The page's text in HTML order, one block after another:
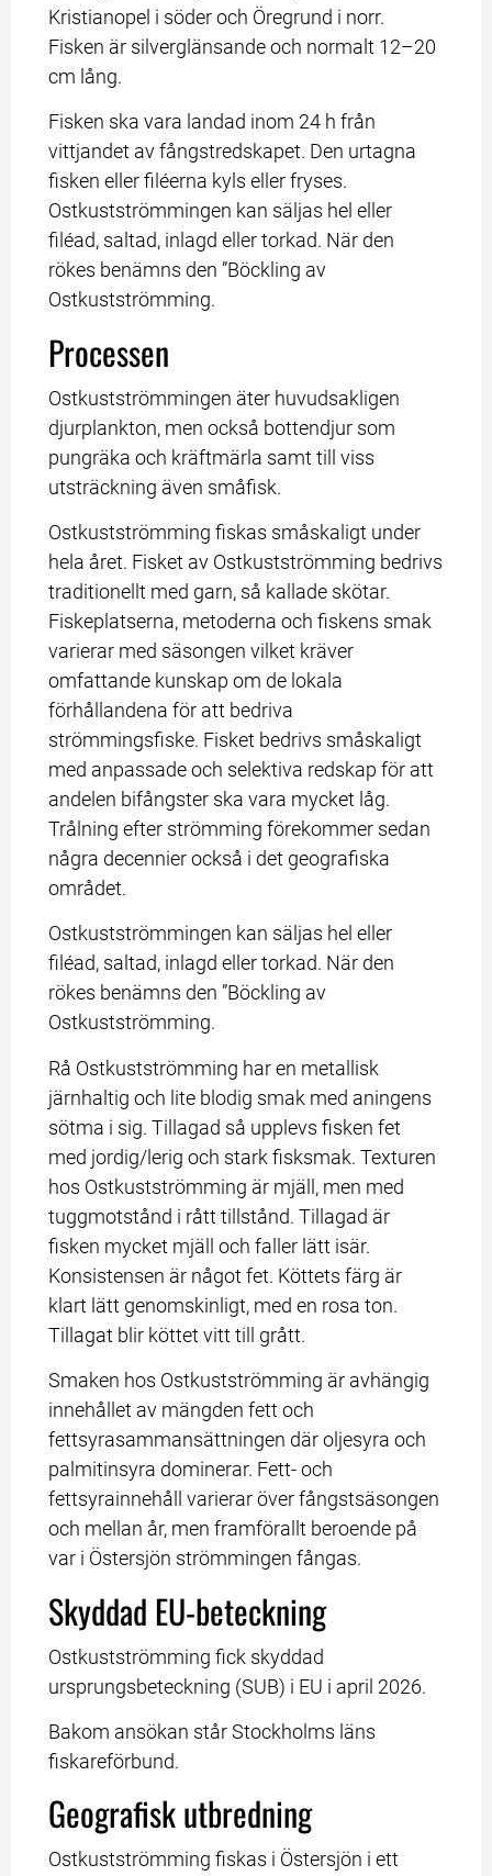
Kristianopel i söder och Öregrund i norr.
Fisken är silverglänsande och normalt 12–20
cm lång.
Fisken ska vara landad inom 24 h från
vittjandet av fångstredskapet. Den urtagna
fisken eller filéerna kyls eller fryses.
Ostkustströmmingen kan säljas hel eller
filéad, saltad, inlagd eller torkad. När den
rökes benämns den ”Böckling av
Ostkustströmming.
Processen
Ostkustströmmingen äter huvudsakligen
djurplankton, men också bottendjur som
pungräka och kräftmärla samt till viss
utsträckning även småfisk.
Ostkustströmming fiskas småskaligt under
hela året. Fisket av Ostkustströmming bedrivs
traditionellt med garn, så kallade skötar.
Fiskeplatserna, metoderna och fiskens smak
varierar med säsongen vilket kräver
omfattande kunskap om de lokala
förhållandena för att bedriva
strömmingsfiske. Fisket bedrivs småskaligt
med anpassade och selektiva redskap för att
andelen bifångster ska vara mycket låg.
Trålning efter strömming förekommer sedan
några decennier också i det geografiska
området.
Ostkustströmmingen kan säljas hel eller
filéad, saltad, inlagd eller torkad. När den
rökes benämns den ”Böckling av
Ostkustströmming.
Rå Ostkustströmming har en metallisk
järnhaltig och lite blodig smak med aningens
sötma i sig. Tillagad så upplevs fisken fet
med jordig/lerig och stark fisksmak. Texturen
hos Ostkustströmming är mjäll, men med
tuggmotstånd i rått tillstånd. Tillagad är
fisken mycket mjäll och faller lätt isär.
Konsistensen är något fet. Köttets färg är
klart lätt genomskinligt, med en rosa ton.
Tillagat blir köttet vitt till grått.
Smaken hos Ostkustströmming är avhängig
innehållet av mängden fett och
fettsyrasammansättningen där oljesyra och
palmitinsyra dominerar. Fett- och
fettsyrainnehåll varierar över fångstsäsongen
och mellan år, men framförallt beroende på
var i Östersjön strömmingen fångas.
Skyddad EU-beteckning
Ostkustströmming fick skyddad
ursprungsbeteckning (SUB) i EU i april 2026.
Bakom ansökan står Stockholms läns
fiskareförbund.
Geografisk utbredning
Ostkustströmming fiskas i Östersjön i ett